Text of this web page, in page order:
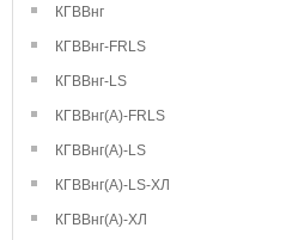
КГВВнг
КГВВнг-FRLS
КГВВнг-LS
КГВВнг(А)-FRLS
КГВВнг(А)-LS
КГВВнг(А)-LS-ХЛ
КГВВнг(А)-ХЛ